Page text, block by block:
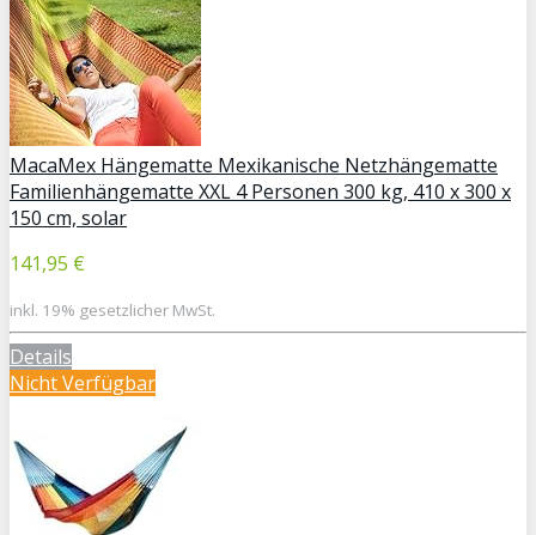
MacaMex Hängematte Mexikanische Netzhängematte
Familienhängematte XXL 4 Personen 300 kg, 410 x 300 x
150 cm, solar
141,95 €
inkl. 19% gesetzlicher MwSt.
Details
Nicht Verfügbar